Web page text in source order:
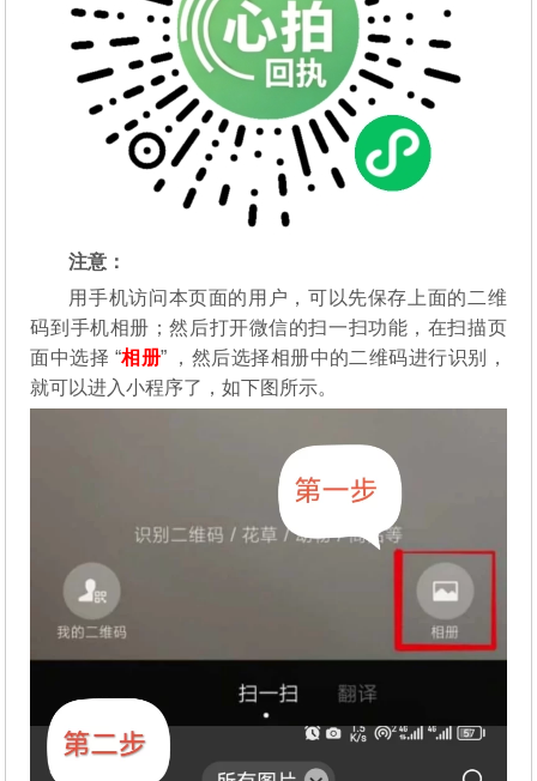
注意：
用手机访问本页面的用户，可以先保存上面的二维
码到手机相册；然后打开微信的扫一扫功能，在扫描页
面中选择 “相册” ，然后选择相册中的二维码进行识别，
就可以进入小程序了，如下图所示。